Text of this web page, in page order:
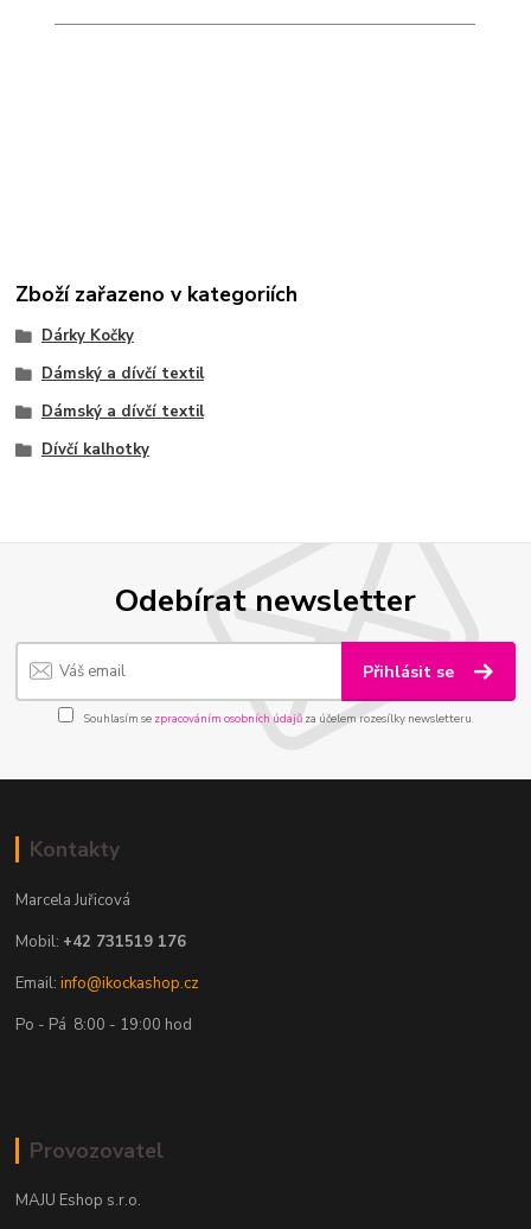
Zboží zařazeno v kategoriích
Dárky Kočky
Dámský a dívčí textil
Dámský a dívčí textil
Dívčí kalhotky
Odebírat newsletter
Přihlásit se
Souhlasím se zpracováním osobních údajůza účelem rozesílky newsletteru.
Kontakty
Marcela Juřicová
Mobil: +42 731519 176
Email:info@ikockashop.cz
Po - Pá 8:00 - 19:00 hod
Provozovatel
MAJU Eshop s.r.o.